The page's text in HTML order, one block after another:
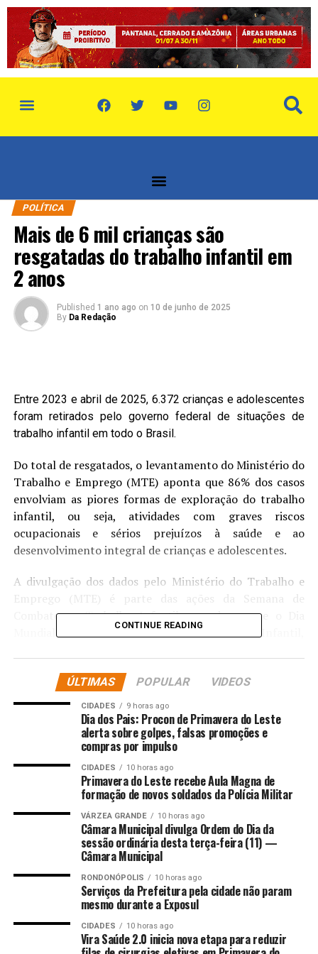
POLÍTICA
Mais de 6 mil crianças são
resgatadas do trabalho infantil em
2 anos
Published 1 ano ago on 10 de junho de 2025
By Da Redação
Entre 2023 e abril de 2025, 6.372 crianças e adolescentes
foram retirados pelo governo federal de situações de
trabalho infantil em todo o Brasil.
Do total de resgatados, o levantamento do Ministério do
Trabalho e Emprego (MTE) aponta que 86% dos casos
envolviam as piores formas de exploração do trabalho
infantil, ou seja, atividades com graves riscos
ocupacionais e sérios prejuízos à saúde e ao
desenvolvimento integral de crianças e adolescentes.
A divulgação dos dados pelo Ministério do Trabalho e
Emprego (MTE) é parte das ações da Semana de
Combate ao Trabalho Infantil, quando ocorre o Dia
Mundial e Nacional de Combate ao Trabalho Infantil,
Registros
Os registros da Inspeção do Trabalho, do Ministério do
Trabalho e Emprego (MTE), apontam a tendência de
aumento do trabalho infantil. Enquanto em 2023 foram
2.564 crianças e adolescentes identificados e afastados
do trabalho infantil, em 2024 o número subiu para
Considerando os quatro primeiros meses deste ano, são
1.067 crianças e adolescentes afastados do trabalho
precoce, o que equivale a 38.93% de todo o ano passado.
Os meninos representaram 74% dos casos, enquanto as
meninas corresponderam a 26%.
Na faixa etária de até 13 anos, foram identificados 791
CONTINUE READING
ÚLTIMAS POPULAR VIDEOS
CIDADES 9 horas ago
Dia dos Pais: Procon de Primavera do Leste
alerta sobre golpes, falsas promoções e
compras por impulso
CIDADES 10 horas ago
Primavera do Leste recebe Aula Magna de
formação de novos soldados da Polícia Militar
VÁRZEA GRANDE 10 horas ago
Câmara Municipal divulga Ordem do Dia da
sessão ordinária desta terça-feira (11) —
Câmara Municipal
RONDONÓPOLIS 10 horas ago
Serviços da Prefeitura pela cidade não param
mesmo durante a Exposul
CIDADES 10 horas ago
Vira Saúde 2.0 inicia nova etapa para reduzir